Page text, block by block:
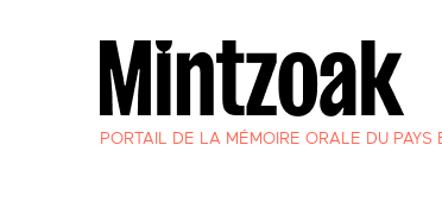
PORTAIL DE LA MÉMOIRE ORALE DU PAYS